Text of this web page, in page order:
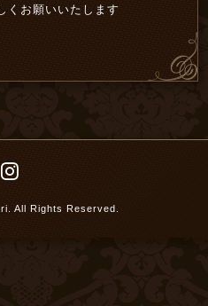
くお願いいたします
. All Rights Reserved.